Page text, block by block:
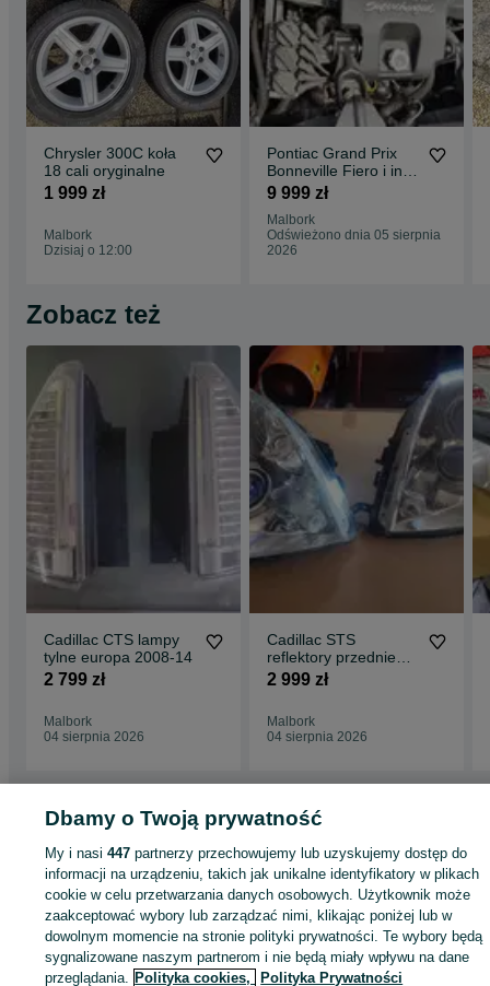
Chrysler 300C koła
18 cali oryginalne
1 999 zł
Malbork
Dzisiaj o 12:00
Pontiac Grand Prix
Bonneville Fiero i inne
GM kompletny silnik
9 999 zł
Malbork
Odświeżono dnia 05 sierpnia
2026
Zobacz też
Cadillac CTS lampy
tylne europa 2008-14
2 799 zł
Malbork
04 sierpnia 2026
Cadillac STS
reflektory przednie
xenon para europa
2 999 zł
Malbork
04 sierpnia 2026
Pomorskie
Osobowe - Malbork
KATEGORIA
ID:1067279720
Dbamy o Twoją prywatność
My i nasi447 partnerzy przechowujemy lub uzyskujemy dostęp do
informacji na urządzeniu, takich jak unikalne identyfikatory w plikach
cookie w celu przetwarzania danych osobowych. Użytkownik może
zaakceptować wybory lub zarządzać nimi, klikając poniżej lub w
dowolnym momencie na stronie polityki prywatności. Te wybory będą
sygnalizowane naszym partnerom i nie będą miały wpływu na dane
przeglądania. Polityka cookies, Polityka Prywatności